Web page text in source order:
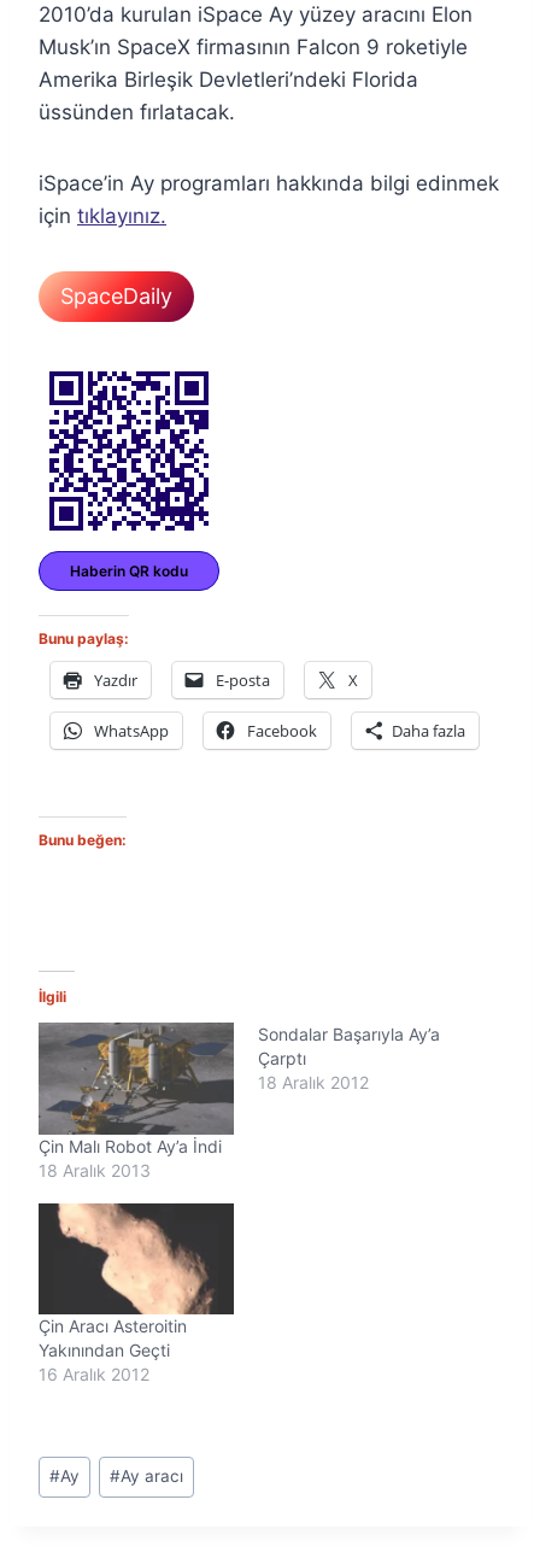
2010’da kurulan iSpace Ay yüzey aracını Elon
Musk’ın SpaceX firmasının Falcon 9 roketiyle
Amerika Birleşik Devletleri’ndeki Florida
üssünden fırlatacak.
iSpace’in Ay programları hakkında bilgi edinmek
için tıklayınız.
SpaceDaily
Haberin QR kodu
Bunu paylaş:
Yazdır E-posta X
WhatsApp Facebook Daha fazla
Bunu beğen:
İlgili
Çin Malı Robot Ay’a İndi
18 Aralık 2013
Sondalar Başarıyla Ay’a
Çarptı
18 Aralık 2012
Çin Aracı Asteroitin
Yakınından Geçti
16 Aralık 2012
Post
Tags:
#Ay #Ay aracı